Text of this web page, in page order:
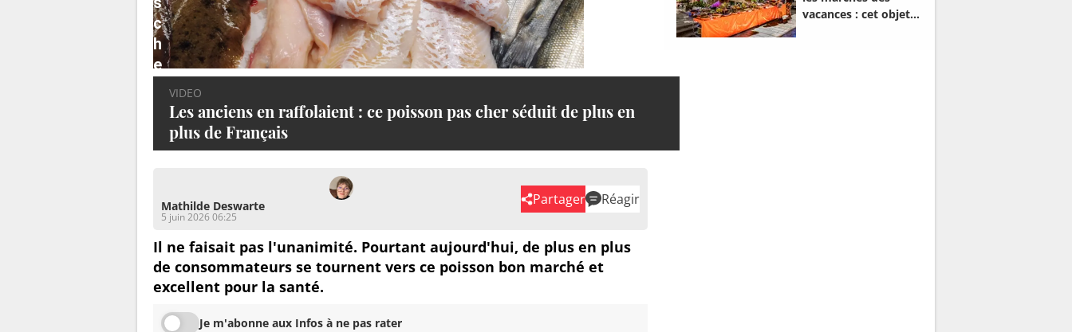
c
h
e
d
e
p
l
VIDEO
Les anciens en raffolaient : ce poisson pas cher séduit de plus en
plus de Français
Mathilde Deswarte
5 juin 2026 06:25
Partager Réagir
Il ne faisait pas l'unanimité. Pourtant aujourd'hui, de plus en plus
de consommateurs se tournent vers ce poisson bon marché et
excellent pour la santé.
Je m'abonne aux Infos à ne pas rater
vacances : cet objet